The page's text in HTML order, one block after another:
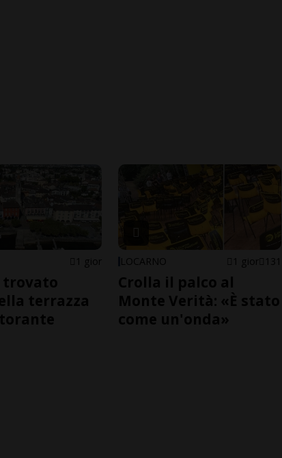
1 gior
trovato
terrazza
LOCARNO 1 gior 131
Crolla il palco al
Monte Verità: «È stato
come un'onda»